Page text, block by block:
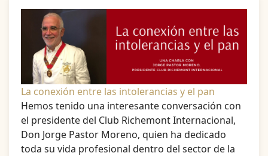
La conexión entre las intolerancias y el pan
Hemos tenido una interesante conversación con
el presidente del Club Richemont Internacional,
Don Jorge Pastor Moreno, quien ha dedicado
toda su vida profesional dentro del sector de la